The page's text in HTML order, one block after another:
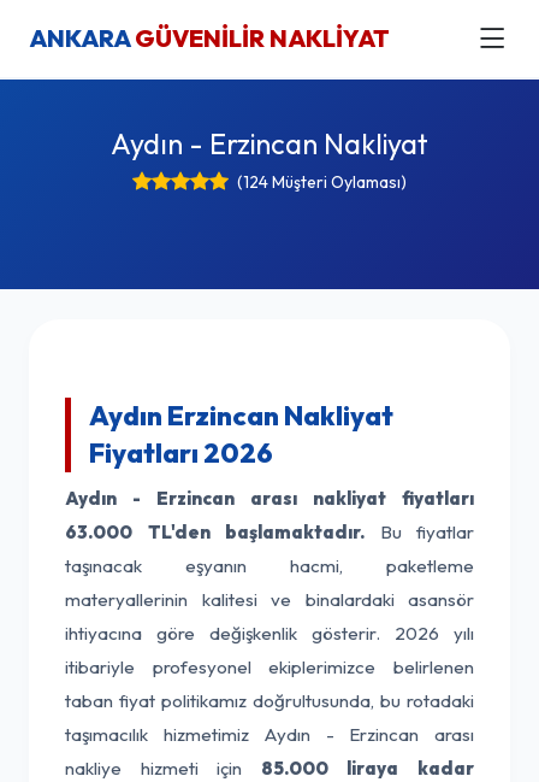
ANKARAGÜVENİLİR NAKLİYAT
Aydın - Erzincan Nakliyat
(124 Müşteri Oylaması)
Aydın Erzincan Nakliyat
Fiyatları 2026
Aydın - Erzincan arası nakliyat fiyatları
63.000 TL'den başlamaktadır. Bu fiyatlar
taşınacak eşyanın hacmi, paketleme
materyallerinin kalitesi ve binalardaki asansör
ihtiyacına göre değişkenlik gösterir. 2026 yılı
itibariyle profesyonel ekiplerimizce belirlenen
taban fiyat politikamız doğrultusunda, bu rotadaki
taşımacılık hizmetimiz Aydın - Erzincan arası
nakliye hizmeti için 85.000 liraya kadar